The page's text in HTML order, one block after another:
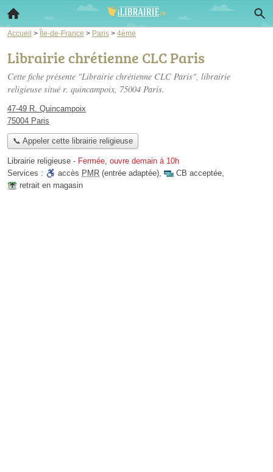
Accueil > Île-de-France > Paris > 4ème
Librairie chrétienne CLC Paris
Cette fiche présente "Librairie chrétienne CLC Paris", librairie
religieuse situé r. quincampoix, 75004 Paris.
47-49 R. Quincampoix
75004 Paris
📞 Appeler cette librairie religieuse
Librairie religieuse - Fermée, ouvre demain à 10h
Services :
accès PMR (entrée adaptée), CB acceptée,
retrait en magasin